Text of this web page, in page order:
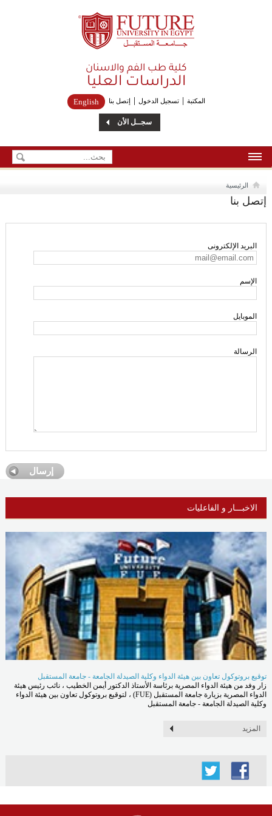
Future University
كلية طب الفم والاسنان
الدراسات العليا
المكتبة تسجيل الدخول إتصل بنا English
سجــل الأن
من نحن
الرئيسية
إتصل بنا
البريد الإلكترونى
الإسم
الموبايل
الرسالة
الاخبـــار و الفاعليات
توقيع بروتوكول تعاون بين هيئة الدواء وكلية الصيدلة الجامعة - جامعة المستقبل
زار وفد من هيئة الدواء المصرية برئاسة الأستاذ الدكتور أيمن الخطيب ، نائب رئيس هيئة
الدواء المصرية بزيارة جامعة المستقبل (FUE) ، لتوقيع بروتوكول تعاون بين هيئة الدواء
وكلية الصيدلة الجامعة - جامعة المستقبل
المزيد